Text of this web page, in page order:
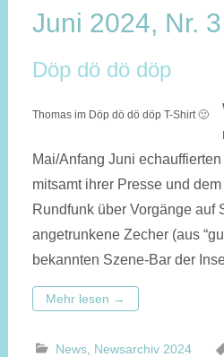
Juni 2024, Nr. 3
Döp dö dö döp
Thomas im Döp dö dö döp T-Shirt 🙂
Mai/Anfang Juni
mitsamt ihrer Presse und
Rundfunk über Vorgänge auf
angetrunkene Zecher (aus
bekannten Szene-Bar der
Mehr lesen →
News, Newsarchiv 2024